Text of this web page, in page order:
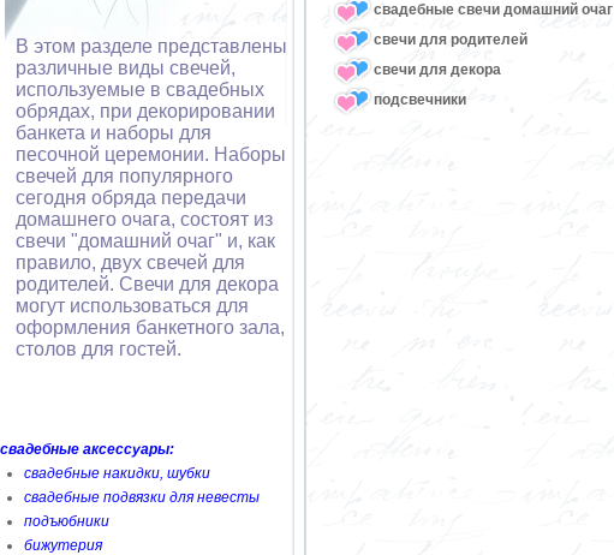
В этом разделе представлены
различные виды свечей,
используемые в свадебных
обрядах, при декорировании
банкета и наборы для
песочной церемонии. Наборы
свечей для популярного
сегодня обряда передачи
домашнего очага, состоят из
свечи "домашний очаг" и, как
правило, двух свечей для
родителей. Свечи для декора
могут использоваться для
оформления банкетного зала,
столов для гостей.
свадебные аксессуары:
свадебные накидки, шубки
свадебные подвязки для невесты
подъюбники
бижутерия
свадебные свечи домашний очаг
свечи для родителей
свечи для декора
подсвечники